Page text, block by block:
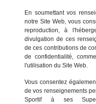
En soumettant vos
notre Site Web, vous
reproduction, à
divulgation de ces
de ces contributions de
de confidentialité,
l'utilisation du Site Web.
Vous consentez
de vos renseignements
Sportif à ses Super-